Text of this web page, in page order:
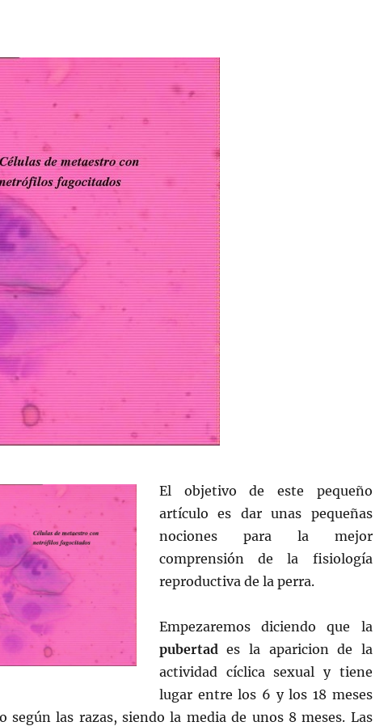
El objetivo de este pequeño
artículo es dar unas pequeñas
nociones para la mejor
comprensión de la fisiología
reproductiva de la perra.
Empezaremos diciendo que la
pubertad es la aparicion de la
actividad cíclica sexual y tiene
lugar entre los 6 y los 18 meses
según las razas, siendo la media de unos 8 meses. Las